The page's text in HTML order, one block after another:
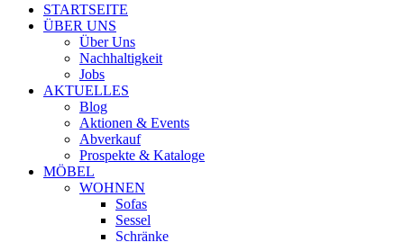
STARTSEITE
ÜBER UNS
Über Uns
Nachhaltigkeit
Jobs
AKTUELLES
Blog
Aktionen & Events
Abverkauf
Prospekte & Kataloge
MÖBEL
WOHNEN
Sofas
Sessel
Schränke